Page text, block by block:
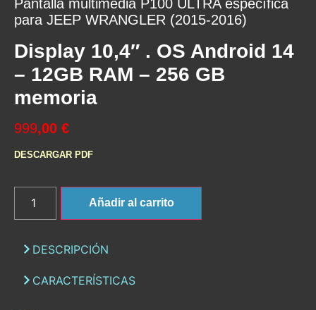
Pantalla multimedia P100 ULTRA específica
para JEEP WRANGLER (2015-2016)
Display 10,4″ . OS Android 14
– 12GB RAM – 256 GB
memoria
999,00 €
DESCARGAR PDF
Añadir al carrito
DESCRIPCIÓN
CARACTERÍSTICAS